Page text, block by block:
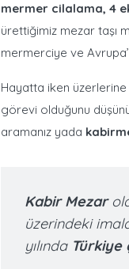
mermer cilalama, 4
ürettiğimiz mezar taşı
mermerciye ve
Hayatta iken üzerlerine
görevi olduğunu
aramanız yada
Kabir Mezar
üzerindeki
yılında Türkiye